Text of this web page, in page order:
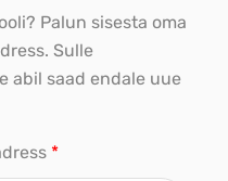
Palun sisesta oma
Sulle
abil saad endale uue
*